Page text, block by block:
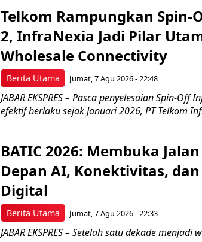
Berita Utama
Telkom Rampungkan Spin-
2, InfraNexia Jadi Pilar
Wholesale Connectivity
Jumat, 7 Agu 2026 - 22:48
JABAR EKSPRES – Pasca penyelesaian Spin-Off
efektif berlaku sejak Januari 2026, PT Telkom
Berita Utama
BATIC 2026: Membuka
Depan AI, Konektivitas,
Digital
Jumat, 7 Agu 2026 - 22:33
JABAR EKSPRES – Setelah satu dekade